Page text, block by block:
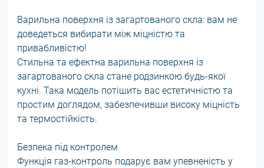
Варильна поверхня із загартованого скла: вам не
доведеться вибирати між міцністю та
привабливістю!
Стильна та ефектна варильна поверхня із
загартованого скла стане родзинкою будь-якої
кухні. Така модель потішить вас естетичністю та
простим доглядом, забезпечивши високу міцність
та термостійкість.
Безпека під контролем
Функція газ-контроль подарує вам упевненість у